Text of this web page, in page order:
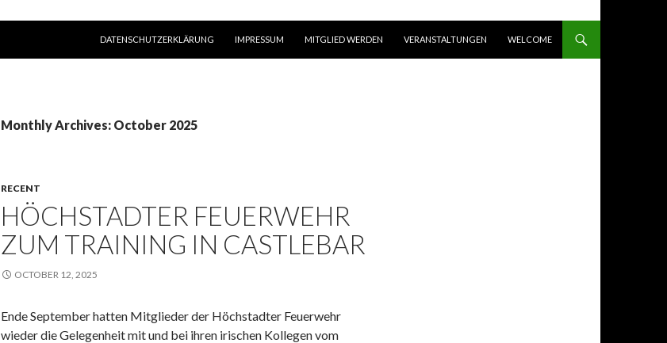
DATENSCHUTZERKLÄRUNG
IMPRESSUM MITGLIED WERDEN VERANSTALTUNGEN WELCOME
Monthly Archives: October 2025
RECENT
HÖCHSTADTER FEUERWEHR
ZUM TRAINING IN CASTLEBAR
OCTOBER 12, 2025
Ende September hatten Mitglieder der Höchstadter Feuerwehr
wieder die Gelegenheit mit und bei ihren irischen Kollegen vom